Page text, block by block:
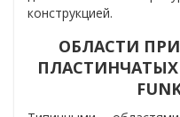
конструкцией.
ОБЛАСТИ